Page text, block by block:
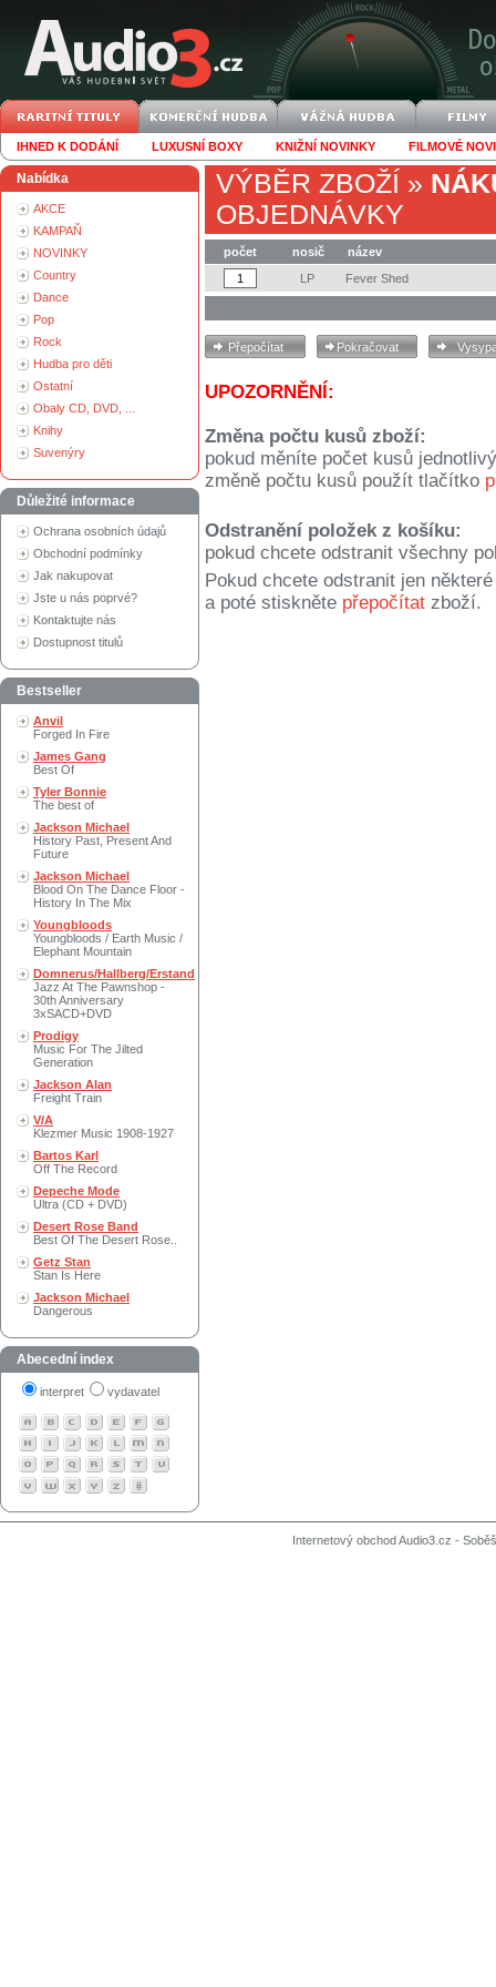
IHNED K DODÁNÍ LUXUSNÍ BOXY KNIŽNÍ NOVINKY FILMOVÉ
Nabídka
AKCE
KAMPAŇ
NOVINKY
Country
Dance
Pop
Rock
Hudba pro děti
Ostatní
Obaly CD, DVD, ...
Knihy
Suvenýry
Důležité informace
Ochrana osobních údajů
Obchodní podmínky
Jak nakupovat
Jste u nás poprvé?
Kontaktujte nás
Dostupnost titulů
Bestseller
Anvil
Forged In Fire
James Gang
Best Of
Tyler Bonnie
The best of
Jackson Michael
History Past, Present And
Future
Jackson Michael
Blood On The Dance Floor -
History In The Mix
Youngbloods
Youngbloods / Earth Music /
Elephant Mountain
Domnerus/Hallberg/Erstand
Jazz At The Pawnshop -
30th Anniversary
3xSACD+DVD
Prodigy
Music For The Jilted
Generation
Jackson Alan
Freight Train
V/A
Klezmer Music 1908-1927
Bartos Karl
Off The Record
Depeche Mode
Ultra (CD + DVD)
Desert Rose Band
Best Of The Desert Rose..
Getz Stan
Stan Is Here
Jackson Michael
Dangerous
Abecední index
interpret vydavatel
VÝBĚR ZBOŽÍ »
OBJEDNÁVKY
počet nosič
název
LP
Fever Shed
UPOZORNĚNÍ:
Změna počtu kusů zboží:
pokud měníte počet kusů
změně počtu kusů použít tlačítko
Odstranění položek z košíku:
pokud chcete odstranit všechny
Pokud chcete odstranit jen
a poté stiskněte přepočítat zboží.
Internetový obchod Audio3.cz -